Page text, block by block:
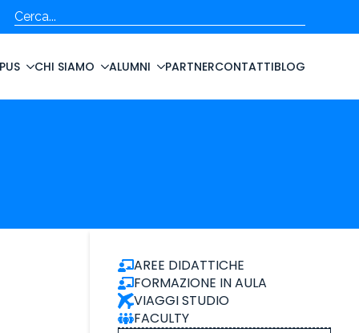
Cerca
CHI SIAMO ALUMNI PARTNERCONTATTIBLOG
AREE DIDATTICHE
FORMAZIONE IN AULA
VIAGGI STUDIO
FACULTY